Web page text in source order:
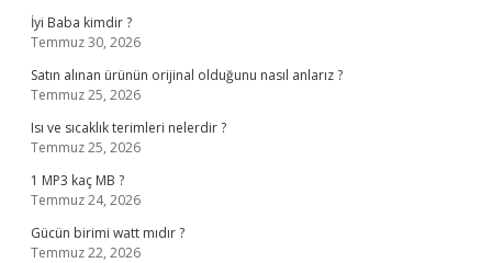
İyi Baba kimdir ?
Temmuz 30, 2026
Satın alınan ürünün orijinal olduğunu nasıl anlarız ?
Temmuz 25, 2026
Isı ve sıcaklık terimleri nelerdir ?
Temmuz 25, 2026
1 MP3 kaç MB ?
Temmuz 24, 2026
Gücün birimi watt mıdır ?
Temmuz 22, 2026